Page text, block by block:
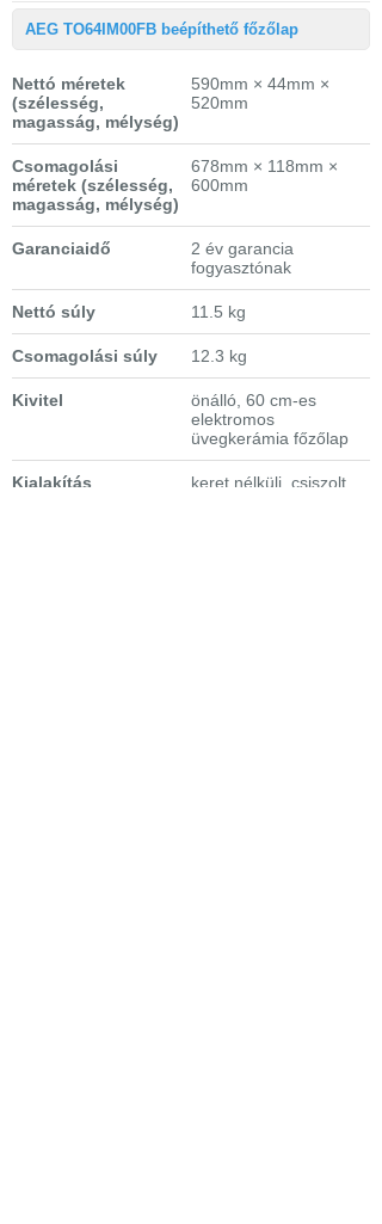
AEG TO64IM00FB beépíthető főzőlap
Nettó méretek
(szélesség,
magasság, mélység)
590mm × 44mm ×
520mm
Csomagolási
méretek (szélesség,
magasság, mélység)
678mm × 118mm ×
600mm
Garanciaidő
2 év garancia
fogyasztónak
Nettó súly 11.5 kg
Csomagolási súly 12.3 kg
Kivitel
önálló, 60 cm-es
elektromos
üvegkerámia főzőlap
Kialakítás
keret nélküli, csiszolt